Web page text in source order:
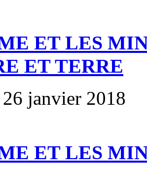
ET LES
ET TERRE
janvier 2018
ET LES